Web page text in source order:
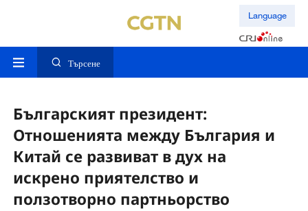
Language
Търсене
Българският президент:
Отношенията между България и
Китай се развиват в дух на
искрено приятелство и
ползотворно партньорство